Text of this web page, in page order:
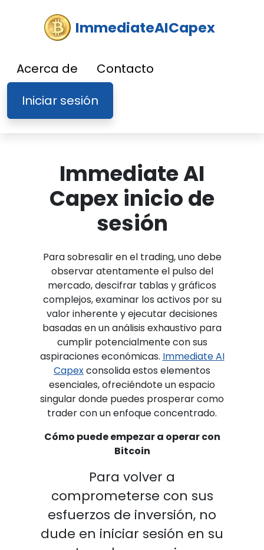
ImmediateAICapex
Acerca de
Contacto
Iniciar sesión
Immediate AI
Capex inicio de
sesión
Para sobresalir en el trading, uno debe
observar atentamente el pulso del
mercado, descifrar tablas y gráficos
complejos, examinar los activos por su
valor inherente y ejecutar decisiones
basadas en un análisis exhaustivo para
cumplir potencialmente con sus
aspiraciones económicas. Immediate AI
Capexconsolida estos elementos
esenciales, ofreciéndote un espacio
singular donde puedes prosperar como
trader con un enfoque concentrado.
Cómo puede empezar a operar con
Bitcoin
Para volver a
comprometerse con sus
esfuerzos de inversión, no
dude en iniciar sesión en su